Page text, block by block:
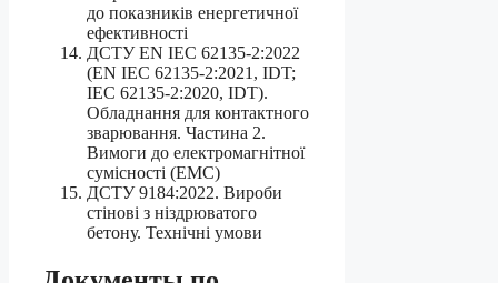
до показників енергетичної
ефективності
ДСТУ EN IEC 62135-2:2022
(EN IEC 62135-2:2021, IDT;
IEC 62135-2:2020, IDT).
Обладнання для контактного
зварювання. Частина 2.
Вимоги до електромагнітної
сумісності (EMC)
ДСТУ 9184:2022. Вироби
стінові з ніздрюватого
бетону. Технічні умови